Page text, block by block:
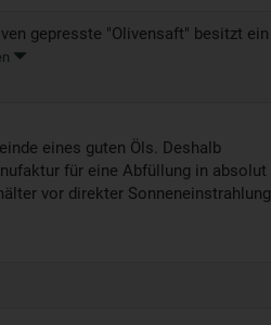
gepresste "Olivensaft" besitzt ein
eines guten Öls. Deshalb
für eine Abfüllung in absolut
vor direkter Sonneneinstrahlung